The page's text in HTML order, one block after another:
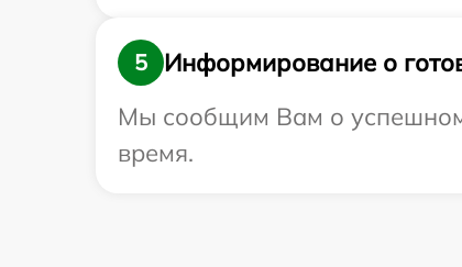
5
Информирование о
Мы сообщим Вам о успешном
время.